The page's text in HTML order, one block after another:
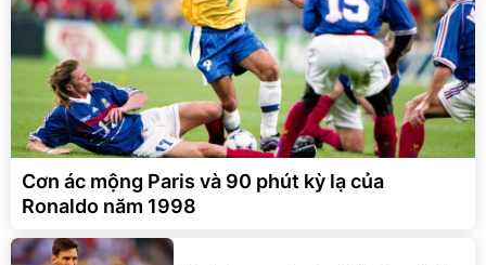
Cơn ác mộng Paris và 90 phút kỳ lạ của
Ronaldo năm 1998